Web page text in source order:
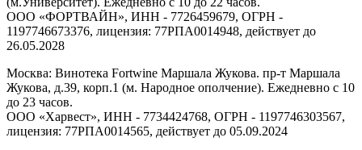
ООО «ФОРТВАЙН», ИНН - 7726459679, ОГРН -
1197746673376, лицензия: 77РПА0014948, действует до
26.05.2028
Москва: Винотека Fortwine Маршала Жукова. пр-т Маршала
Жукова, д.39, корп.1 (м. Народное ополчение). Ежедневно с 10
до 23 часов.
ООО «Харвест», ИНН - 7734424768, ОГРН - 1197746303567,
лицензия: 77РПА0014565, действует до 05.09.2024